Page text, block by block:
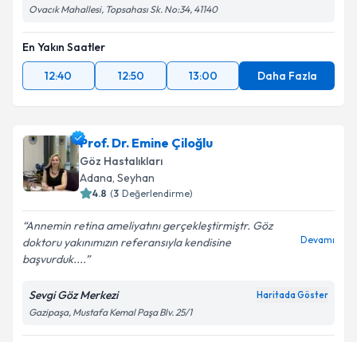
Ovacık Mahallesi, Topsahası Sk. No:34, 41140
En Yakın Saatler
12:40
12:50 13:00 Daha Fazla
Prof. Dr. Emine Çiloğlu
Göz Hastalıkları
Adana, Seyhan
4.8 (3 Değerlendirme)
Annemin retina ameliyatını gerçekleştirmiştr. Göz
doktoru yakınımızın referansıyla kendisine
başvurduk....
Devamı
Sevgi Göz Merkezi Haritada Göster
Gazipaşa, Mustafa Kemal Paşa Blv. 25/1